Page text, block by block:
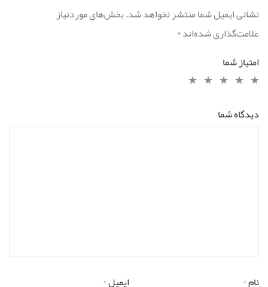
نشانی ایمیل شما منتشر نخواهد شد.بخش‌های موردنیاز
علامت‌گذاری شده‌اند*
امتیاز شما
دیدگاه شما
نام* ایمیل*